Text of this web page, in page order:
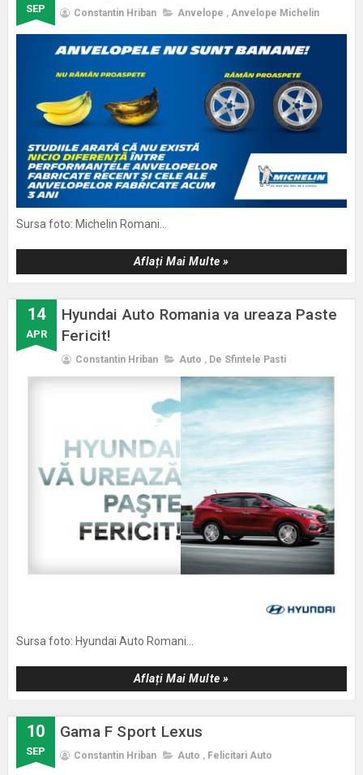
SEP Constantin Hriban Anvelope , Anvelope Michelin
Sursa foto: Michelin Romani...
Aflați Mai Multe »
14
APR
Hyundai Auto Romania va ureaza Paste
Fericit!
Constantin Hriban Auto , De Sfintele Pasti
Sursa foto: Hyundai Auto Romani...
Aflați Mai Multe »
10
SEP
Gama F Sport Lexus
Constantin Hriban Auto , Felicitari Auto